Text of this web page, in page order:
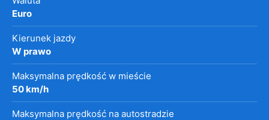
Euro
Kierunek jazdy
W prawo
Maksymalna prędkość w mieście
50 km/h
Maksymalna prędkość na autostradzie